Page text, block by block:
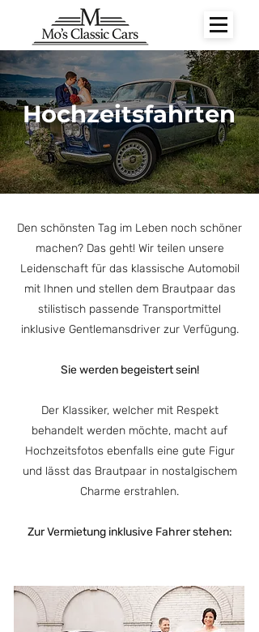
Hochzeitsfahrten
Den schönsten Tag im Leben noch schöner
machen? Das geht! Wir teilen unsere
Leidenschaft für das klassische Automobil
mit Ihnen und stellen dem Brautpaar das
stilistisch passende Transportmittel
inklusive Gentlemansdriver zur Verfügung.
Sie werden begeistert sein!
Der Klassiker, welcher mit Respekt
behandelt werden möchte, macht auf
Hochzeitsfotos ebenfalls eine gute Figur
und lässt das Brautpaar in nostalgischem
Charme erstrahlen.
Zur Vermietung inklusive Fahrer stehen: